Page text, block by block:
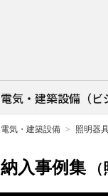
電気・建築設備（ビ
電気・建築設備 照明器
納入事例集